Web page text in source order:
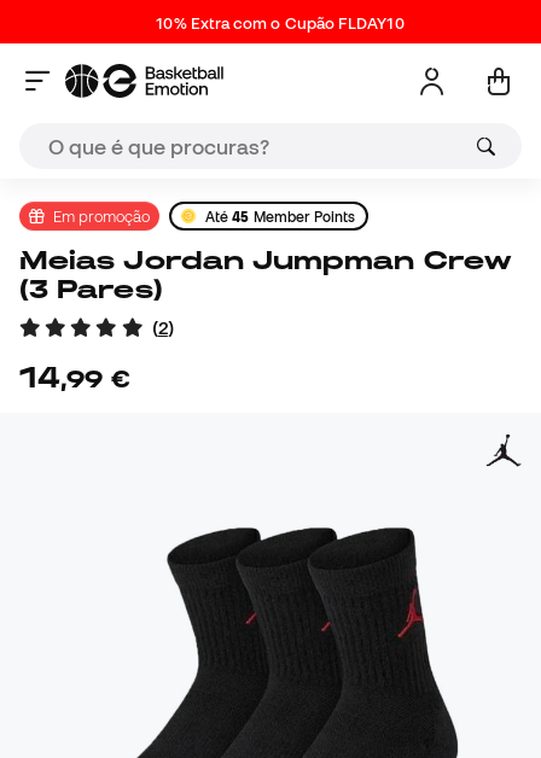
10% Extra com o Cupão FLDAY10
Em promoção Até45 Member Points
Meias Jordan Jumpman Crew
(3 Pares)
(2)
14,99 €